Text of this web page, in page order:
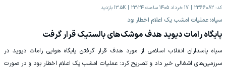
کد: 2366082 17 خرداد 1405 ساعت 23:24 13.5K بازدید
سپاه: عملیات امشب یک اعلام اخطار بود
پایگاه رامات دیوید هدف موشک‌های بالستیک قرار گرفت
سپاه پاسداران انقلاب اسلامی از مورد هدف قرار گرفتن پایگاه هوایی رامات دیوید در
سرزمین‌های اشغالی خبر داد و تصریح کرد: عملیات امشب یک اعلام اخطار بود و در صورت